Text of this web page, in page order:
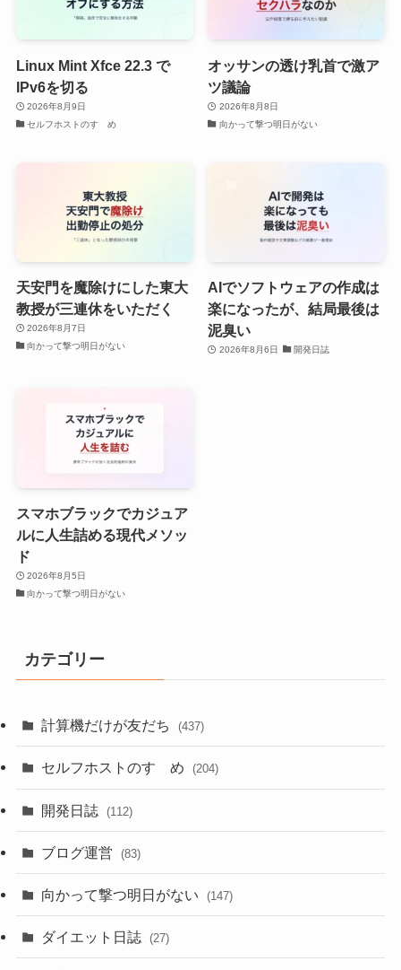
Linux Mint Xfce 22.3 で
IPv6を切る
2026年8月9日
セルフホストのすゝめ
オッサンの透け乳首で激ア
ツ議論
2026年8月8日
向かって撃つ明日がない
天安門を魔除けにした東大
教授が三連休をいただく
2026年8月7日
向かって撃つ明日がない
AIでソフトウェアの作成は
楽になったが、結局最後は
泥臭い
2026年8月6日 開発日誌
スマホブラックでカジュア
ルに人生詰める現代メソッ
ド
2026年8月5日
向かって撃つ明日がない
カテゴリー
計算機だけが友だち (437)
セルフホストのすゝめ (204)
開発日誌 (112)
ブログ運営 (83)
向かって撃つ明日がない (147)
ダイエット日誌 (27)